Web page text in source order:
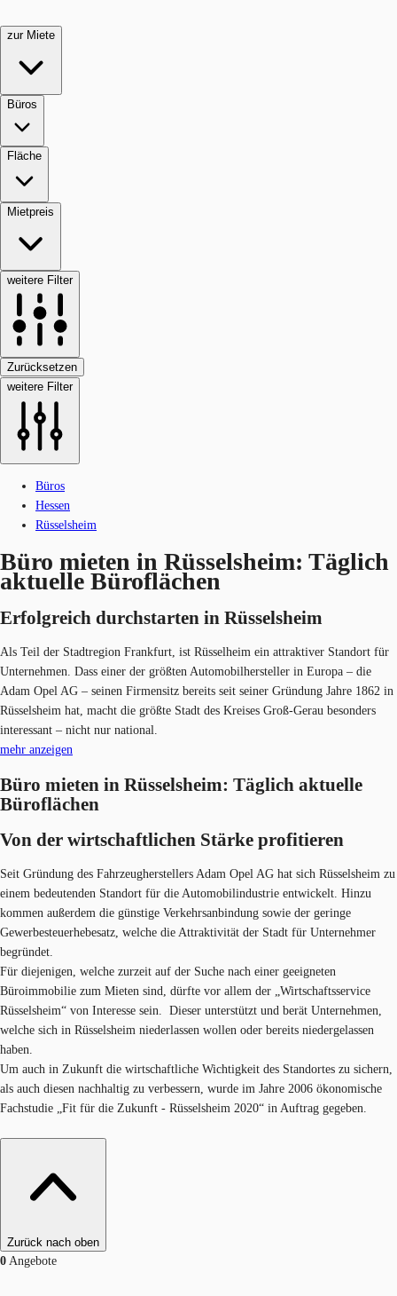
zur Miete
Büros
Fläche
Mietpreis
weitere Filter
Zurücksetzen
weitere Filter
Büros
Hessen
Rüsselsheim
Büro mieten in Rüsselsheim: Täglich
aktuelle Büroflächen
Erfolgreich durchstarten in Rüsselsheim​
Als Teil der Stadtregion Frankfurt, ist Rüsselheim ein attraktiver Standort für
Unternehmen. Dass einer der größten Automobilhersteller in Europa – die
Adam Opel AG – seinen Firmensitz bereits seit seiner Gründung Jahre 1862 in
Rüsselsheim hat, macht die größte Stadt des Kreises Groß-Gerau besonders
interessant – nicht nur national.
mehr anzeigen
Büro mieten in Rüsselsheim: Täglich aktuelle
Büroflächen
Von der wirtschaftlichen Stärke profit​ieren
Seit Gründung des Fahrzeugherstellers Adam Opel AG hat sich Rüsselsheim zu
einem bedeutenden Standort für die Automobilindustrie entwickelt. Hinzu
kommen außerdem die günstige Verkehrsanbindung sowie der geringe
Gewerbesteuerhebesatz, welche die Attraktivität der Stadt für Unternehmer
begründet.
Für diejenigen, welche zurzeit auf der Suche nach einer geeigneten
Büroimmobilie zum Mieten sind, dürfte vor allem der „Wirtschaftsservice
Rüsselsheim“ von Interesse sein. Dieser unterstützt und berät Unternehmen,
welche sich in Rüsselsheim niederlassen wollen oder bereits niedergelassen
haben.
Um auch in Zukunft die wirtschaftliche Wichtigkeit des Standortes zu sichern,
als auch diesen nachhaltig zu verbessern, wurde im Jahre 2006 ökonomische
Fachstudie „Fit für die Zukunft - Rüsselsheim 2020“ in Auftrag gegeben.​
Zurück nach oben
0 Angebote